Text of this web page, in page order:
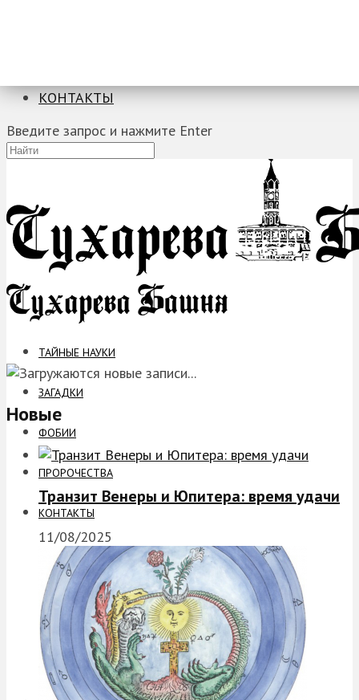
КОНТАКТЫ
Введите запрос и нажмите Enter
ТАЙНЫЕ НАУКИ
ЗАГАДКИ
ФОБИИ
ПРОРОЧЕСТВА
КОНТАКТЫ
Новые
Транзит Венеры и Юпитера: время удачи
11/08/2025